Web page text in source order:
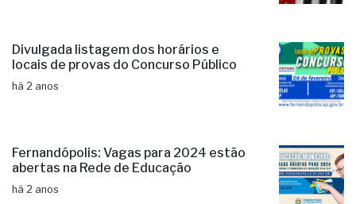
Divulgada listagem dos horários e
locais de provas do Concurso Público
há 2 anos
Fernandópolis: Vagas para 2024 estão
abertas na Rede de Educação
há 2 anos